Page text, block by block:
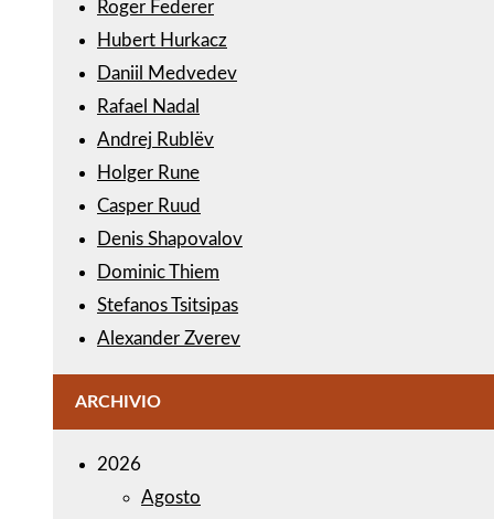
Roger Federer
Hubert Hurkacz
Daniil Medvedev
Rafael Nadal
Andrej Rublëv
Holger Rune
Casper Ruud
Denis Shapovalov
Dominic Thiem
Stefanos Tsitsipas
Alexander Zverev
ARCHIVIO
2026
Agosto